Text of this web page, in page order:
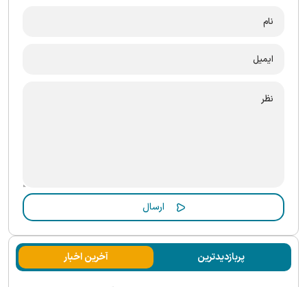
پربازدیدترین آخرین اخبار